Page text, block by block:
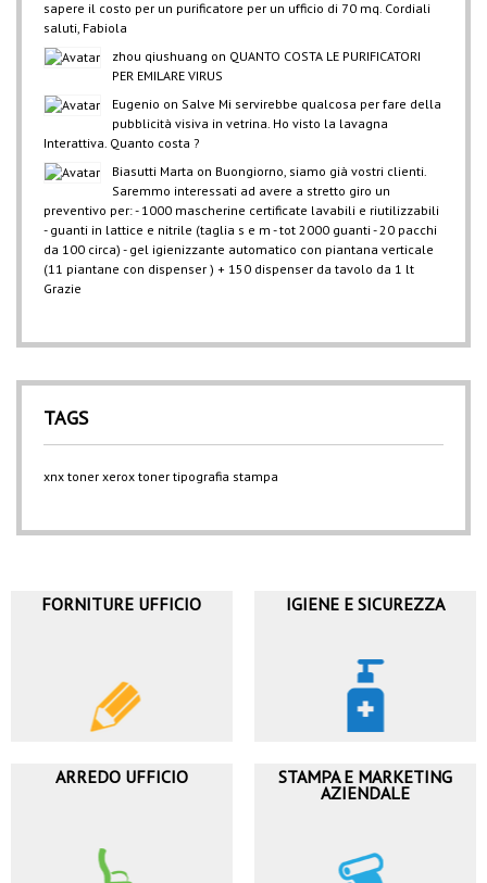
sapere il costo per un purificatore per un ufficio di 70 mq. Cordiali
saluti, Fabiola
zhou qiushuang on QUANTO COSTA LE PURIFICATORI
PER EMILARE VIRUS
Eugenio on Salve Mi servirebbe qualcosa per fare della
pubblicità visiva in vetrina. Ho visto la lavagna
Interattiva. Quanto costa ?
Biasutti Marta on Buongiorno, siamo già vostri clienti.
Saremmo interessati ad avere a stretto giro un
preventivo per: - 1000 mascherine certificate lavabili e riutilizzabili
- guanti in lattice e nitrile (taglia s e m - tot 2000 guanti - 20 pacchi
da 100 circa) - gel igienizzante automatico con piantana verticale
(11 piantane con dispenser ) + 150 dispenser da tavolo da 1 lt
Grazie
TAGS
xnx toner xerox toner tipografia stampa
FORNITURE UFFICIO IGIENE E SICUREZZA
ARREDO UFFICIO STAMPA E MARKETING
AZIENDALE